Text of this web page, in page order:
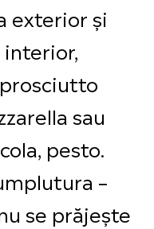
exterior și
sau
pesto.
–
se prăjește